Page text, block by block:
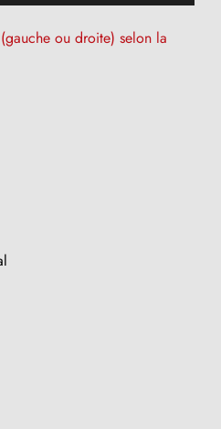
ou droite) selon la